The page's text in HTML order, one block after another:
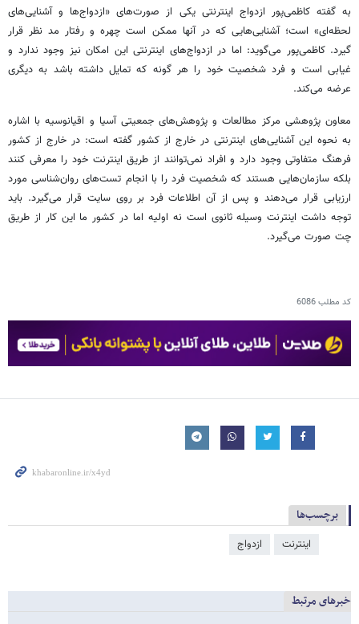
به گفته کاظمی‌پور ازدواج اینترنتی یکی از صورت‌های «ازدواج‌ها و آشنایی‌های
لحظه‌ای» است؛ آشنایی‌هایی که در آنها ممکن است چهره و رفتار مد نظر قرار
گیرد. کاظمی‌پور می‌گوید: اما در ازدواج‌های اینترنتی این امکان نیز وجود ندارد و
غیابی است و فرد شخصیت خود را هر گونه که تمایل داشته باشد به دیگری
عرضه می‌کند.
معاون پژوهشی مرکز مطالعات و پژوهش‌های جمعیتی آسیا و اقیانوسیه با اشاره
به نحوه این آشنایی‌های اینترنتی در خارج از کشور گفته است: در خارج از کشور
فرهنگ متفاوتی وجود دارد و افراد نمی‌توانند از طریق اینترنت خود را معرفی کنند
بلکه سازمان‌هایی هستند که شخصیت فرد را با انجام تست‌های روان‌شناسی مورد
ارزیابی قرار می‌دهند و پس از آن اطلاعات فرد بر روی سایت قرار می‌گیرد. باید
توجه داشت اینترنت وسیله ثانوی است نه اولیه اما در کشور ما این کار از طریق
چت صورت می‌گیرد.
کد مطلب6086
برچسب‌ها
اینترنت ازدواج
خبرهای مرتبط